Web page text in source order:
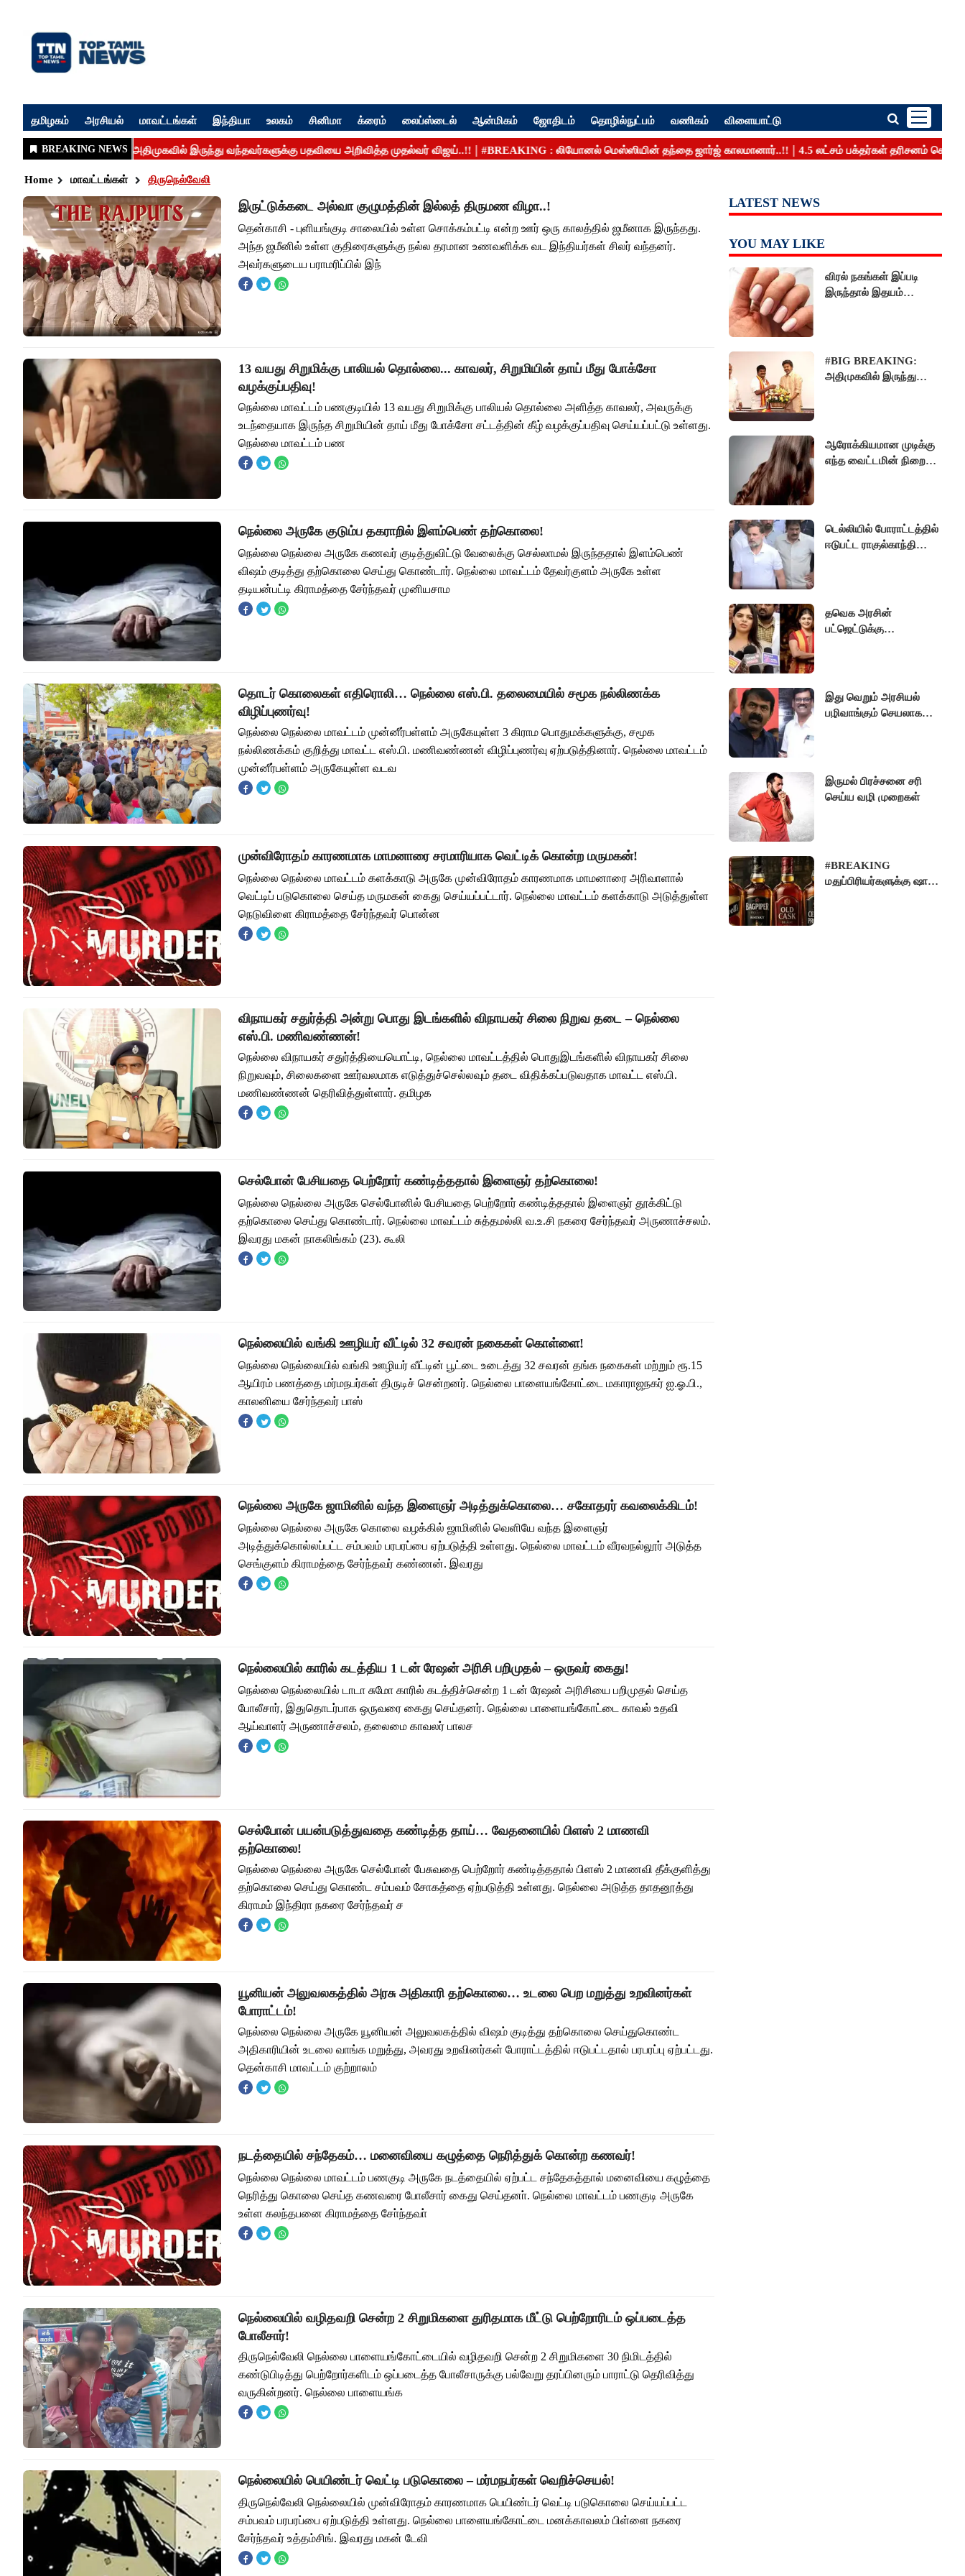
தமிழகம் அரசியல் மாவட்டங்கள் இந்தியா உலகம் சினிமா க்ரைம் லைப்ஸ்டைல் ஆன்மிகம் ஜோதிடம் தொழில்நுட்பம் வணிகம் விளையாட்டு
Home மாவட்டங்கள் திருநெல்வேலி
இருட்டுக்கடை அல்வா குழுமத்தின் இல்லத் திருமண விழா..!
தென்காசி - புளியங்குடி சாலையில் உள்ள சொக்கம்பட்டி என்ற ஊர் ஒரு காலத்தில் ஜமீனாக இருந்தது.
அந்த ஜமீனில் உள்ள குதிரைகளுக்கு நல்ல தரமான உணவளிக்க வட இந்தியர்கள் சிலர் வந்தனர்.
அவர்களுடைய பராமரிப்பில் இந்
13 வயது சிறுமிக்கு பாலியல் தொல்லை... காவலர், சிறுமியின் தாய் மீது போக்சோ
வழக்குப்பதிவு!
நெல்லை மாவட்டம் பணகுடியில் 13 வயது சிறுமிக்கு பாலியல் தொல்லை அளித்த காவலர், அவருக்கு
உடந்தையாக இருந்த சிறுமியின் தாய் மீது போக்சோ சட்டத்தின் கீழ் வழக்குப்பதிவு செய்யப்பட்டு உள்ளது.
நெல்லை மாவட்டம் பண
நெல்லை அருகே குடும்ப தகராறில் இளம்பெண் தற்கொலை!
நெல்லை நெல்லை அருகே கணவர் குடித்துவிட்டு வேலைக்கு செல்லாமல் இருந்ததால் இளம்பெண்
விஷம் குடித்து தற்கொலை செய்து கொண்டார். நெல்லை மாவட்டம் தேவர்குளம் அருகே உள்ள
தடியன்பட்டி கிராமத்தை சேர்ந்தவர் முனியசாம
தொடர் கொலைகள் எதிரொலி… நெல்லை எஸ்.பி. தலைமையில் சமூக நல்லிணக்க
விழிப்புணர்வு!
நெல்லை நெல்லை மாவட்டம் முன்னீர்பள்ளம் அருகேயுள்ள 3 கிராம பொதுமக்களுக்கு, சமூக
நல்லிணக்கம் குறித்து மாவட்ட எஸ்.பி. மணிவண்ணன் விழிப்புணர்வு ஏற்படுத்தினார். நெல்லை மாவட்டம்
முன்னீர்பள்ளம் அருகேயுள்ள வடவ
முன்விரோதம் காரணமாக மாமனாரை சரமாரியாக வெட்டிக் கொன்ற மருமகன்!
நெல்லை நெல்லை மாவட்டம் களக்காடு அருகே முன்விரோதம் காரணமாக மாமனாரை அரிவாளால்
வெட்டிப் படுகொலை செய்த மருமகன் கைது செய்யப்பட்டார். நெல்லை மாவட்டம் களக்காடு அடுத்துள்ள
நெடுவிளை கிராமத்தை சேர்ந்தவர் பொன்ன
விநாயகர் சதுர்த்தி அன்று பொது இடங்களில் விநாயகர் சிலை நிறுவ தடை – நெல்லை
எஸ்.பி. மணிவண்ணன்!
நெல்லை விநாயகர் சதுர்த்தியையொட்டி, நெல்லை மாவட்டத்தில் பொதுஇடங்களில் விநாயகர் சிலை
நிறுவவும், சிலைகளை ஊர்வலமாக எடுத்துச்செல்லவும் தடை விதிக்கப்படுவதாக மாவட்ட எஸ்.பி.
மணிவண்ணன் தெரிவித்துள்ளார். தமிழக
செல்போன் பேசியதை பெற்றோர் கண்டித்ததால் இளைஞர் தற்கொலை!
நெல்லை நெல்லை அருகே செல்போனில் பேசியதை பெற்றோர் கண்டித்ததால் இளைஞர் தூக்கிட்டு
தற்கொலை செய்து கொண்டார். நெல்லை மாவட்டம் சுத்தமல்லி வ.உ.சி நகரை சேர்ந்தவர் அருணாச்சலம்.
இவரது மகன் நாகலிங்கம் (23). கூலி
நெல்லையில் வங்கி ஊழியர் வீட்டில் 32 சவரன் நகைகள் கொள்ளை!
நெல்லை நெல்லையில் வங்கி ஊழியர் வீட்டின் பூட்டை உடைத்து 32 சவரன் தங்க நகைகள் மற்றும் ரூ.15
ஆயிரம் பணத்தை மர்மநபர்கள் திருடிச் சென்றனர். நெல்லை பாளையங்கோட்டை மகாராஜநகர் ஐ.ஓ.பி.,
காலனியை சேர்ந்தவர் பாஸ்
நெல்லை அருகே ஜாமினில் வந்த இளைஞர் அடித்துக்கொலை… சகோதரர் கவலைக்கிடம்!
நெல்லை நெல்லை அருகே கொலை வழக்கில் ஜாமினில் வெளியே வந்த இளைஞர்
அடித்துக்கொல்லப்பட்ட சம்பவம் பரபரப்பை ஏற்படுத்தி உள்ளது. நெல்லை மாவட்டம் வீரவநல்லூர் அடுத்த
செங்குளம் கிராமத்தை சேர்ந்தவர் கண்ணன். இவரது
நெல்லையில் காரில் கடத்திய 1 டன் ரேஷன் அரிசி பறிமுதல் – ஒருவர் கைது!
நெல்லை நெல்லையில் டாடா சுமோ காரில் கடத்திச்சென்ற 1 டன் ரேஷன் அரிசியை பறிமுதல் செய்த
போலீசார், இதுதொடர்பாக ஒருவரை கைது செய்தனர். நெல்லை பாளையங்கோட்டை காவல் உதவி
ஆய்வாளர் அருணாச்சலம், தலைமை காவலர் பாலச
செல்போன் பயன்படுத்துவதை கண்டித்த தாய்… வேதனையில் பிளஸ் 2 மாணவி
தற்கொலை!
நெல்லை நெல்லை அருகே செல்போன் பேசுவதை பெற்றோர் கண்டித்ததால் பிளஸ் 2 மாணவி தீக்குளித்து
தற்கொலை செய்து கொண்ட சம்பவம் சோகத்தை ஏற்படுத்தி உள்ளது. நெல்லை அடுத்த தாதனூத்து
கிராமம் இந்திரா நகரை சேர்ந்தவர் ச
யூனியன் அலுவலகத்தில் அரசு அதிகாரி தற்கொலை… உடலை பெற மறுத்து உறவினர்கள்
போராட்டம்!
நெல்லை நெல்லை அருகே யூனியன் அலுவலகத்தில் விஷம் குடித்து தற்கொலை செய்துகொண்ட
அதிகாரியின் உடலை வாங்க மறுத்து, அவரது உறவினர்கள் போராட்டத்தில் ஈடுபட்டதால் பரபரப்பு ஏற்பட்டது.
தென்காசி மாவட்டம் குற்றாலம்
நடத்தையில் சந்தேகம்… மனைவியை கழுத்தை நெரித்துக் கொன்ற கணவர்!
நெல்லை நெல்லை மாவட்டம் பணகுடி அருகே நடத்தையில் ஏற்பட்ட சந்தேகத்தால் மனைவியை கழுத்தை
நெரித்து கொலை செய்த கணவரை போலீசார் கைது செய்தனா். நெல்லை மாவட்டம் பணகுடி அருகே
உள்ள கலந்தபனை கிராமத்தை சோ்ந்தவா்
நெல்லையில் வழிதவறி சென்ற 2 சிறுமிகளை துரிதமாக மீட்டு பெற்றோரிடம் ஒப்படைத்த
போலீசார்!
திருநெல்வேலி நெல்லை பாளையங்கோட்டையில் வழிதவறி சென்ற 2 சிறுமிகளை 30 நிமிடத்தில்
கண்டுபிடித்து பெற்றோர்களிடம் ஒப்படைத்த போலீசாருக்கு பல்வேறு தரப்பினரும் பாராட்டு தெரிவித்து
வருகின்றனர். நெல்லை பாளையங்க
நெல்லையில் பெயிண்டர் வெட்டி படுகொலை – மர்மநபர்கள் வெறிச்செயல்!
திருநெல்வேலி நெல்லையில் முன்விரோதம் காரணமாக பெயிண்டர் வெட்டி படுகொலை செய்யப்பட்ட
சம்பவம் பரபரப்பை ஏற்படுத்தி உள்ளது. நெல்லை பாளையங்கோட்டை மனக்காவலம் பிள்ளை நகரை
சேர்ந்தவர் உத்தம்சிங். இவரது மகன் டேவி
LATEST NEWS
YOU MAY LIKE
விரல் நகங்கள் இப்படி
இருந்தால் இதயம்
#BIG BREAKING:
அதிமுகவில் இருந்து
ஆரோக்கியமான முடிக்கு
எந்த வைட்டமின் நிறைந்த
டெல்லியில் போராட்டத்தில்
ஈடுபட்ட ராகுல்காந்தி
தவெக அரசின்
பட்ஜெட்டுக்கு
இது வெறும் அரசியல்
பழிவாங்கும் செயலாக
இருமல் பிரச்சனை சரி
செய்ய வழி முறைகள்
#BREAKING
மதுப்பிரியர்களுக்கு ஷாக்